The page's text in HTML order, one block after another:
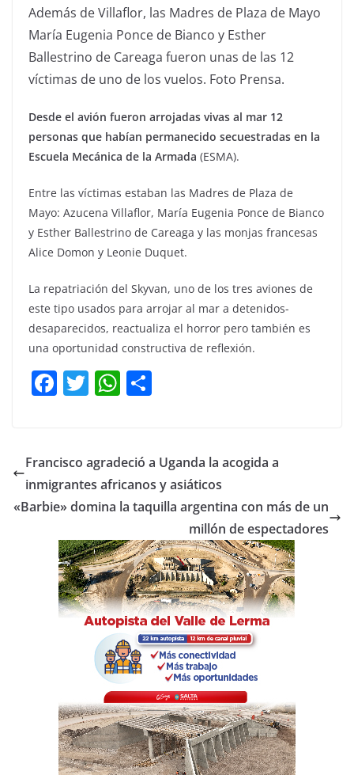
Además de Villaflor, las Madres de Plaza de Mayo
María Eugenia Ponce de Bianco y Esther
Ballestrino de Careaga fueron unas de las 12
víctimas de uno de los vuelos. Foto Prensa.
Desde el avión fueron arrojadas vivas al mar 12
personas que habían permanecido secuestradas en la
Escuela Mecánica de la Armada (ESMA).
Entre las víctimas estaban las Madres de Plaza de
Mayo: Azucena Villaflor, María Eugenia Ponce de Bianco
y Esther Ballestrino de Careaga y las monjas francesas
Alice Domon y Leonie Duquet.
La repatriación del Skyvan, uno de los tres aviones de
este tipo usados para arrojar al mar a detenidos-
desaparecidos, reactualiza el horror pero también es
una oportunidad constructiva de reflexión.
F
e
b
o
o
k
T
er
W
s
A
p
p
p
ar
tir
Francisco agradeció a Uganda la acogida a
inmigrantes africanos y asiáticos
«Barbie» domina la taquilla argentina con más de un
millón de espectadores